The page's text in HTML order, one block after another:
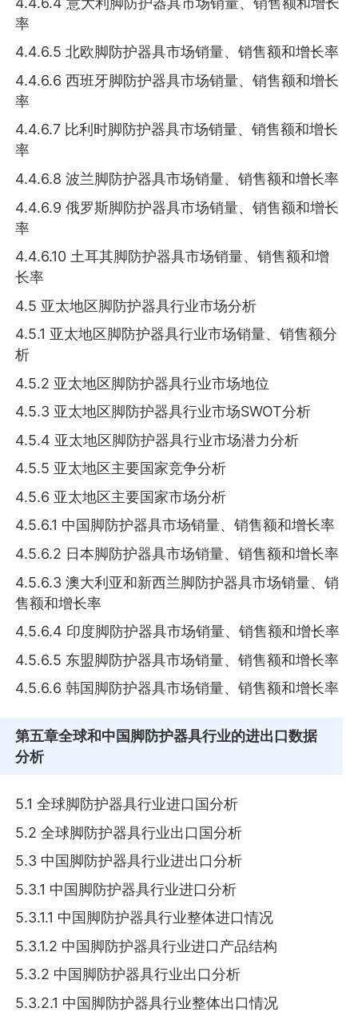
率
4.4.6.5 北欧脚防护器具市场销量、销售额和增长率
4.4.6.6 西班牙脚防护器具市场销量、销售额和增长
率
4.4.6.7 比利时脚防护器具市场销量、销售额和增长
率
4.4.6.8 波兰脚防护器具市场销量、销售额和增长率
4.4.6.9 俄罗斯脚防护器具市场销量、销售额和增长
率
4.4.6.10 土耳其脚防护器具市场销量、销售额和增
长率
4.5 亚太地区脚防护器具行业市场分析
4.5.1 亚太地区脚防护器具行业市场销量、销售额分
析
4.5.2 亚太地区脚防护器具行业市场地位
4.5.3 亚太地区脚防护器具行业市场SWOT分析
4.5.4 亚太地区脚防护器具行业市场潜力分析
4.5.5 亚太地区主要国家竞争分析
4.5.6 亚太地区主要国家市场分析
4.5.6.1 中国脚防护器具市场销量、销售额和增长率
4.5.6.2 日本脚防护器具市场销量、销售额和增长率
4.5.6.3 澳大利亚和新西兰脚防护器具市场销量、销
售额和增长率
4.5.6.4 印度脚防护器具市场销量、销售额和增长率
4.5.6.5 东盟脚防护器具市场销量、销售额和增长率
4.5.6.6 韩国脚防护器具市场销量、销售额和增长率
第五章全球和中国脚防护器具行业的进出口数据
分析
5.1 全球脚防护器具行业进口国分析
5.2 全球脚防护器具行业出口国分析
5.3 中国脚防护器具行业进出口分析
5.3.1 中国脚防护器具行业进口分析
5.3.1.1 中国脚防护器具行业整体进口情况
5.3.1.2 中国脚防护器具行业进口产品结构
5.3.2 中国脚防护器具行业出口分析
5.3.2.1 中国脚防护器具行业整体出口情况